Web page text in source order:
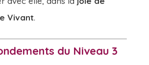
Vivant.
du Niveau 3